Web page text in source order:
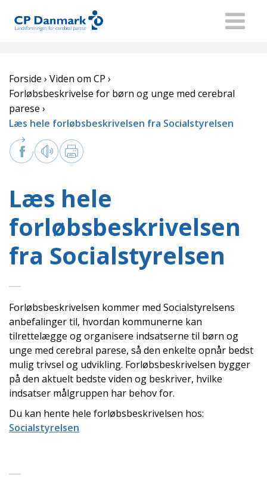
Forside
Viden om CP
Forløbsbeskrivelse for børn og unge med cerebral
parese
Læs hele forløbsbeskrivelsen fra Socialstyrelsen
Læs hele
forløbsbeskrivelsen
fra Socialstyrelsen
Forløbsbeskrivelsen kommer med Socialstyrelsens
anbefalinger til, hvordan kommunerne kan
tilrettelægge og organisere indsatserne til børn og
unge med cerebral parese, så den enkelte opnår bedst
mulig trivsel og udvikling. Forløbsbeskrivelsen bygger
på den aktuelt bedste viden og beskriver, hvilke
indsatser målgruppen har behov for.
Du kan hente hele forløbsbeskrivelsen hos:
Socialstyrelsen